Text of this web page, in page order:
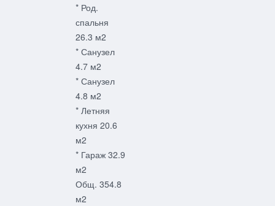
* Род.
спальня
26.3 м2
* Санузел
4.7 м2
* Санузел
4.8 м2
* Летняя
кухня 20.6
м2
* Гараж 32.9
м2
Общ. 354.8
м2